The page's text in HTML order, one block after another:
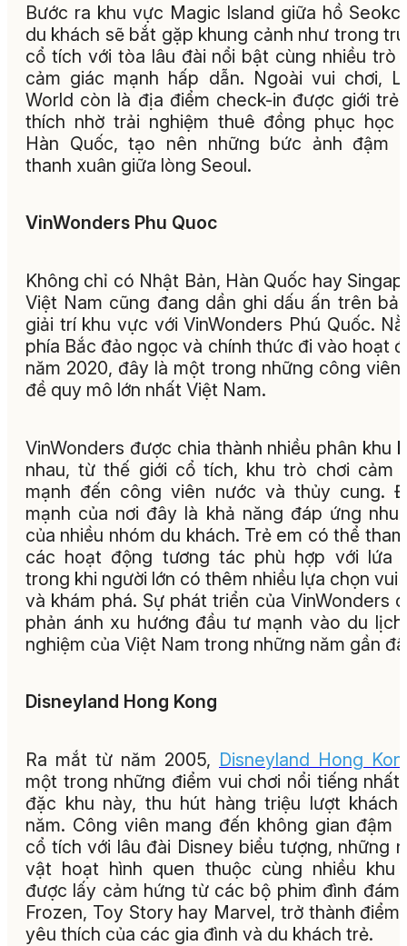
Bước ra khu vực Magic Island giữa hồ
du khách sẽ bắt gặp khung cảnh như trong
cổ tích với tòa lâu đài nổi bật cùng nhiều trò
cảm giác mạnh hấp dẫn. Ngoài vui chơi,
World còn là địa điểm check-in được giới trẻ
thích nhờ trải nghiệm thuê đồng phục học
Hàn Quốc, tạo nên những bức ảnh đậm
thanh xuân giữa lòng Seoul.
VinWonders Phu Quoc
Không chỉ có Nhật Bản, Hàn Quốc hay
Việt Nam cũng đang dần ghi dấu ấn trên
giải trí khu vực với VinWonders Phú Quốc.
phía Bắc đảo ngọc và chính thức đi vào hoạt
năm 2020, đây là một trong những công viên
đề quy mô lớn nhất Việt Nam.
VinWonders được chia thành nhiều phân khu
nhau, từ thế giới cổ tích, khu trò chơi cảm
mạnh đến công viên nước và thủy cung.
mạnh của nơi đây là khả năng đáp ứng nhu
của nhiều nhóm du khách. Trẻ em có thể
các hoạt động tương tác phù hợp với lứa
trong khi người lớn có thêm nhiều lựa chọn vui
và khám phá. Sự phát triển của VinWonders
phản ánh xu hướng đầu tư mạnh vào du
nghiệm của Việt Nam trong những năm gần
Disneyland Hong Kong
Ra mắt từ năm 2005, Disneyland Hong
một trong những điểm vui chơi nổi tiếng nhất
đặc khu này, thu hút hàng triệu lượt khách
năm. Công viên mang đến không gian đậm
cổ tích với lâu đài Disney biểu tượng, những
vật hoạt hình quen thuộc cùng nhiều khu
được lấy cảm hứng từ các bộ phim đình đám
Frozen, Toy Story hay Marvel, trở thành điểm
yêu thích của các gia đình và du khách trẻ.